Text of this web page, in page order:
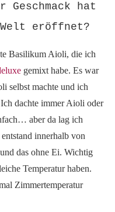
Geschmack hat
eröffnet?
Basilikum Aioli, die ich
gemixt habe. Es war
selbst machte und ich
dachte immer Aioli oder
aber da lag ich
innerhalb von
das ohne Ei. Wichtig
Temperatur haben.
Zimmertemperatur